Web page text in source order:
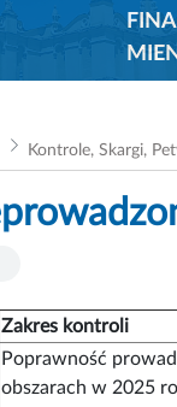
Kontrole, Skargi,
Zakres kontroli
Poprawność
obszarach w 2025